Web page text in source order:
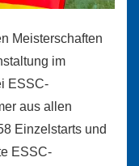
Meisterschaften
im
ESSC-
aus allen
Einzelstarts und
ESSC-